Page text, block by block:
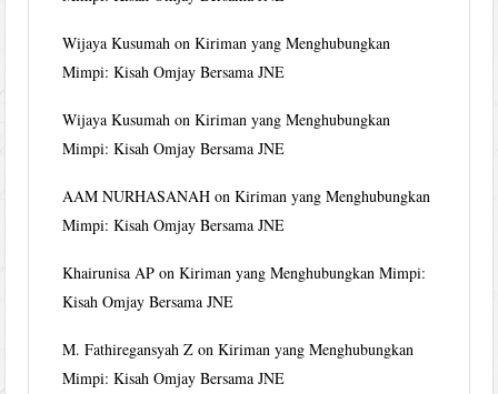
Wijaya Kusumah onKiriman yang Menghubungkan
Mimpi: Kisah Omjay Bersama JNE
Wijaya Kusumah onKiriman yang Menghubungkan
Mimpi: Kisah Omjay Bersama JNE
AAM NURHASANAH onKiriman yang Menghubungkan
Mimpi: Kisah Omjay Bersama JNE
Khairunisa AP onKiriman yang Menghubungkan Mimpi:
Kisah Omjay Bersama JNE
M. Fathiregansyah Z onKiriman yang Menghubungkan
Mimpi: Kisah Omjay Bersama JNE